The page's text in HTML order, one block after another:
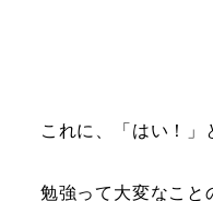
これに、「はい！」
勉強って大変なこと